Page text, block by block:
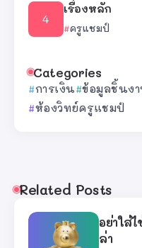
เรื่องหลัก
ครูแชมป์
Categories
การเงิน ข้อมูลชิ้นง
ห้องวิทย์ครูแชมป์
Related Posts
อย่าใส่
ล่า